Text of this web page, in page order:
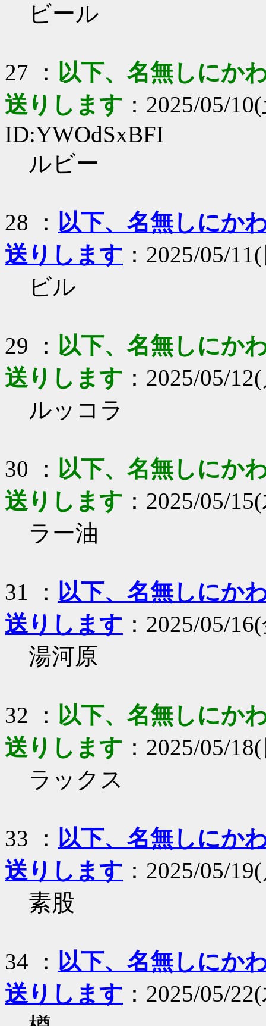
ビール
27 ： 以下、名無しにか
送りします ：2025/05/
ID:YWOdSxBFI
ルビー
28 ： 以下、名無しにか
送りします ：2025/05/
ビル
29 ： 以下、名無しにか
送りします ：2025/05/
ルッコラ
30 ： 以下、名無しにか
送りします ：2025/05/
ラー油
31 ： 以下、名無しにか
送りします ：2025/05/
湯河原
32 ： 以下、名無しにか
送りします ：2025/05/
ラックス
33 ： 以下、名無しにか
送りします ：2025/05/
素股
34 ： 以下、名無しにか
送りします ：2025/05/